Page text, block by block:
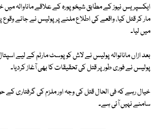
ایکسپریس نیوز کے مطابق شیخوپورہ کے علاقے ماناوالہ میں
مار کر قتل کیا، واقعے کی اطلاع ملنے پر پولیس نے جائے
میں لیا۔
بعد ازاں مانانوالہ پولیس نے لاش کو پوسٹ مارٹم کے لیے
پولیس نے فوری طور پر قتل کی تحقیقات کا بھی آغاز کردیا۔
خیال رہے کہ فی الحال قتل کی وجہ اور ملزم کی گرفتاری
سامنے نہیں آئی ہے۔